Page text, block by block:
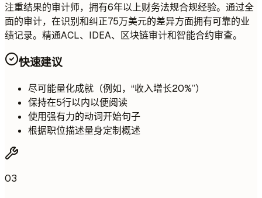
注重结果的审计师，拥有6年以上财务法规合规经验。通过全
面的审计，在识别和纠正75万美元的差异方面拥有可靠的业
绩记录。精通ACL、IDEA、区块链审计和智能合约审查。
快速建议
尽可能量化成就（例如，“收入增长20%”）
保持在5行以内以便阅读
使用强有力的动词开始句子
根据职位描述量身定制概述
03